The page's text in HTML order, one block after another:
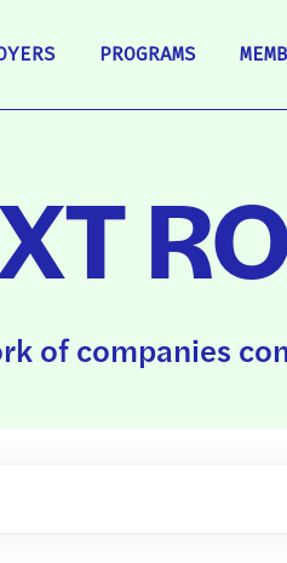
PROGRAMS
of companies